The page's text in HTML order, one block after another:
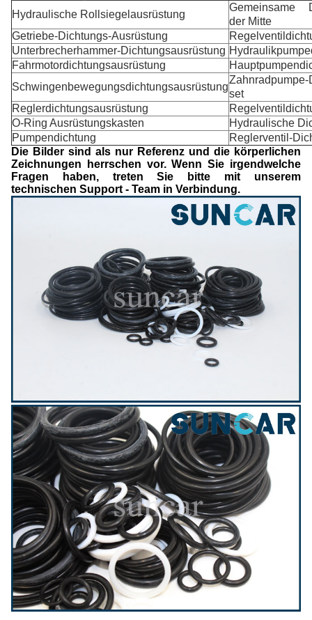
Hydraulische Rollsiegelausrüstung
Gemeinsame
der Mitte
Getriebe-Dichtungs-Ausrüstung
Unterbrecherhammer-Dichtungsausrüstung
Fahrmotordichtungsausrüstung
Schwingenbewegungsdichtungsausrüstung
Zahnradpumpe-
set
Reglerdichtungsausrüstung
O-Ring Ausrüstungskasten
Hydraulische
Pumpendichtung
Reglerventil-
Die Bilder sind als nur Referenz und die körperlichen
Zeichnungen herrschen vor. Wenn Sie irgendwelche
Fragen haben, treten Sie bitte mit unserem
technischen Support - Team in Verbindung.